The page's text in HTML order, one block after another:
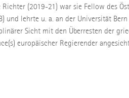
(2019-21) war sie Fellow des
und lehrte u. a. an der Universität Bern
Sicht mit den Überresten der
europäischer Regierender